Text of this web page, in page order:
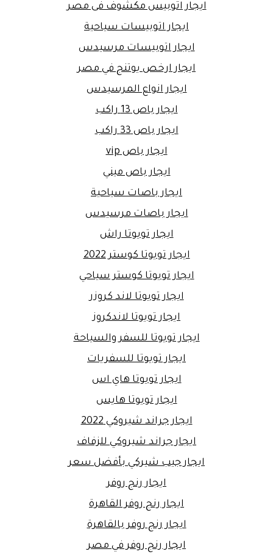
ايجار اتوبيس مكشوف فى مصر
ايجار اتوبيسات سياحية
ايجار اتوبيسات مرسيدس
ايجار ارخص يوتنج في مصر
ايجار انواع المرسيدس
ايجار باص 13 راكب
ايجار باص 33 راكب
ايجار باص vip
ايجار باص ميني
ايجار باصات سياحية
ايجار باصات مرسيدس
ايجار تويوتا راش
ايجار تويوتا كوستر 2022
ايجار تويوتا كوستر سياحي
ايجار تويوتا لاند كروزر
ايجار تويوتا لاندكروز
ايجار تويوتا للسفر والسياحة
ايجار تويوتا للسفريات
ايجار تويوتا هاي اس
ايجار تويوتا هايس
ايجار جراند شيروكي 2022
ايجار جراند شيروكي للزفاف
ايجار جيب شيركي بأفضل سعر
ايجار رنج روفر
ايجار رنج روفر القاهرة
ايجار رنج روفر بالقاهرة
ايجار رنج روفر في مصر